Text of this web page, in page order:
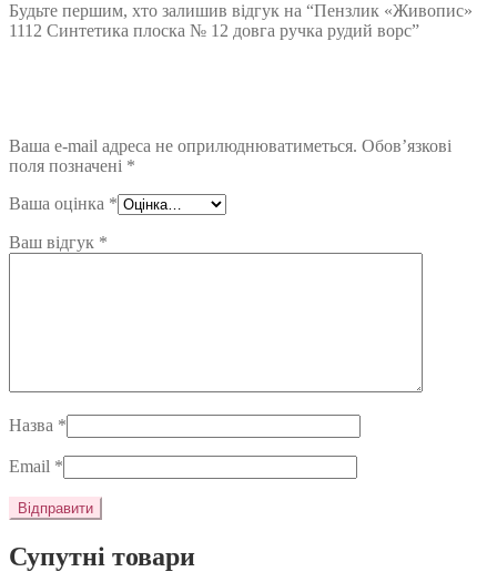
Будьте першим, хто залишив відгук на “Пензлик «Живопис»
1112 Синтетика плоска № 12 довга ручка рудий ворс”
Ваша e-mail адреса не оприлюднюватиметься. Обов’язкові
поля позначені *
Ваша оцінка *
Ваш відгук *
Назва *
Email *
Супутні товари